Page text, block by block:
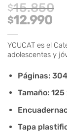
$15.850
El
precio
original
era:
$12.990
El
precio
actual
$12.990.
YOUCAT es el
adolescentes y
Páginas: 304
Tamaño:
Tapa